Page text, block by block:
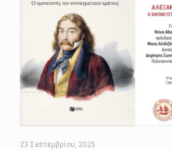
23 Σεπτεμβρίου, 2025